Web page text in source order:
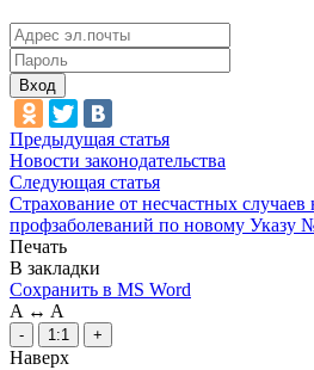
Вход
Предыдущая статья
Новости законодательства
Следующая статья
Страхование от несчастных случаев
профзаболеваний по новому Указу
Печать
В закладки
Сохранить в MS Word
A↔ A
- 1:1 +
Наверх